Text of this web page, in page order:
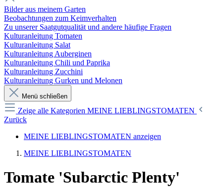
Bilder aus meinem Garten
Beobachtungen zum Keimverhalten
Zu unserer Saatgutqualität und andere häufige Fragen
Kulturanleitung Tomaten
Kulturanleitung Salat
Kulturanleitung Auberginen
Kulturanleitung Chili und Paprika
Kulturanleitung Zucchini
Kulturanleitung Gurken und Melonen
Menü schließen
Zeige alle Kategorien MEINE LIEBLINGSTOMATEN
Zurück
MEINE LIEBLINGSTOMATEN anzeigen
MEINE LIEBLINGSTOMATEN
Tomate 'Subarctic Plenty'